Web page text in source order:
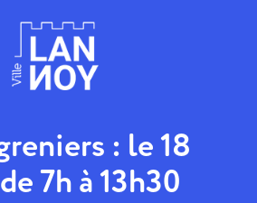
: le 18
7h à 13h30